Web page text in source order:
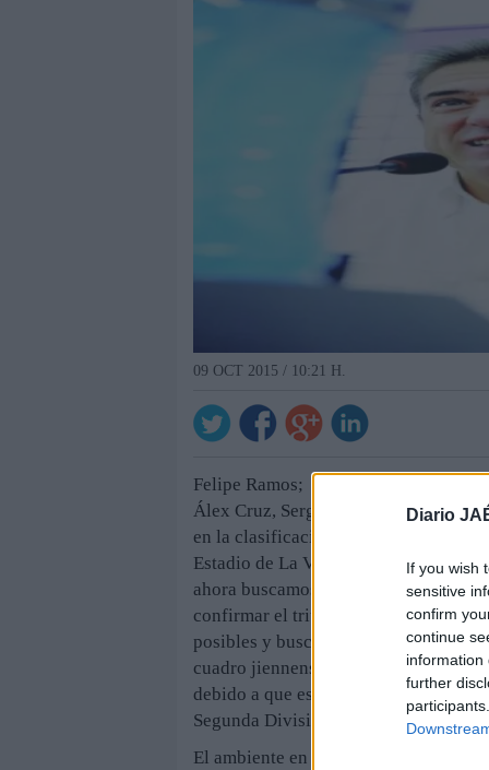
Diario
If you wish
sensitive
confirm
continue
information
further
09 OCT 2015 / 10:21 H.
Felipe Ramos; Luis Pérez, Paco
Álex Cruz, Sergio Molina, Santi Villa
en la clasificación. El mensaje del
Estadio de La Victoria en un campo
ahora buscamos repetir el mismo
confirmar el triunfo en el campo del
posibles y buscamos encontrar el
cuadro jiennense. Admite las
debido a que es uno de los favoritos
Segunda División A.
El ambiente en el Recreativo de